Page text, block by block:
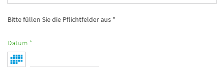
Bitte füllen Sie die Pflichtfelder aus *
Datum *